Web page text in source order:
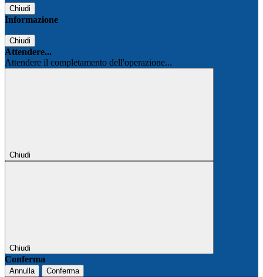
Chiudi
Informazione
Chiudi
Attendere...
Attendere il completamento dell'operazione...
Chiudi
Chiudi
Conferma
Annulla Conferma